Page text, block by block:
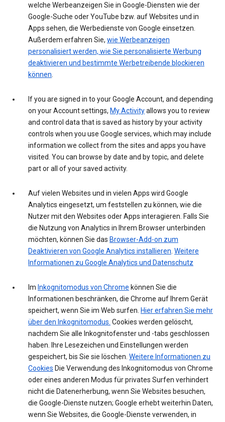
welche Werbeanzeigen Sie in Google-Diensten wie der
Google-Suche oder YouTube bzw. auf Websites und in
Apps sehen, die Werbedienste von Google einsetzen.
Außerdem erfahren Sie, wie Werbeanzeigen
personalisiert werden, wie Sie personalisierte Werbung
deaktivieren und bestimmte Werbetreibende blockieren
können.
If you are signed in to your Google Account, and depending
on your Account settings, My Activityallows you to review
and control data that is saved as history by your activity
controls when you use Google services, which may include
information we collect from the sites and apps you have
visited. You can browse by date and by topic, and delete
part or all of your saved activity.
Auf vielen Websites und in vielen Apps wird Google
Analytics eingesetzt, um feststellen zu können, wie die
Nutzer mit den Websites oder Apps interagieren. Falls Sie
die Nutzung von Analytics in Ihrem Browser unterbinden
möchten, können Sie das Browser-Add-on zum
Deaktivieren von Google Analytics installieren. Weitere
Informationen zu Google Analytics und Datenschutz
Im Inkognitomodus von Chrome können Sie die
Informationen beschränken, die Chrome auf Ihrem Gerät
speichert, wenn Sie im Web surfen. Hier erfahren Sie mehr
über den Inkognitomodus. Cookies werden gelöscht,
nachdem Sie alle Inkognitofenster und -tabs geschlossen
haben. Ihre Lesezeichen und Einstellungen werden
gespeichert, bis Sie sie löschen. Weitere Informationen zu
Cookies Die Verwendung des Inkognitomodus von Chrome
oder eines anderen Modus für privates Surfen verhindert
nicht die Datenerherbung, wenn Sie Websites besuchen,
die Google-Dienste nutzen; Google erhebt weiterhin Daten,
wenn Sie Websites, die Google-Dienste verwenden, in